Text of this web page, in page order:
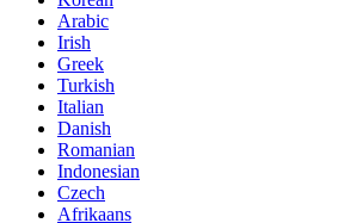
Arabic
Irish
Greek
Turkish
Italian
Danish
Romanian
Indonesian
Czech
Afrikaans